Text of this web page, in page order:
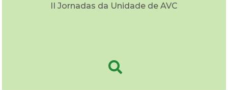
II Jornadas da Unidade de AVC